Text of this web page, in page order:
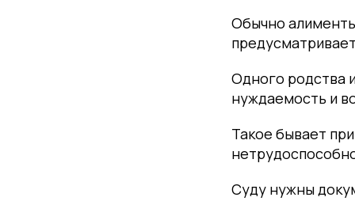
Обычно
Одного родства
нуждаемость и
Такое бывает
Суду нужны